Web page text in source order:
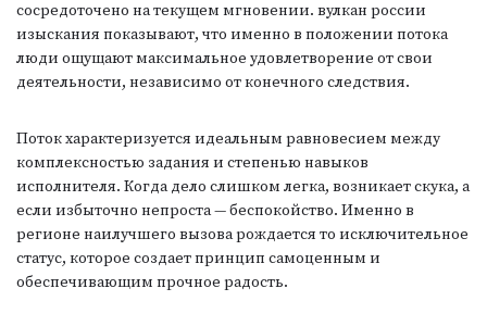
сосредоточено на текущем мгновении. вулкан россии
изыскания показывают, что именно в положении потока
люди ощущают максимальное удовлетворение от свои
деятельности, независимо от конечного следствия.
Поток характеризуется идеальным равновесием между
комплексностью задания и степенью навыков
исполнителя. Когда дело слишком легка, возникает скука, а
если избыточно непроста — беспокойство. Именно в
регионе наилучшего вызова рождается то исключительное
статус, которое создает принцип самоценным и
обеспечивающим прочное радость.